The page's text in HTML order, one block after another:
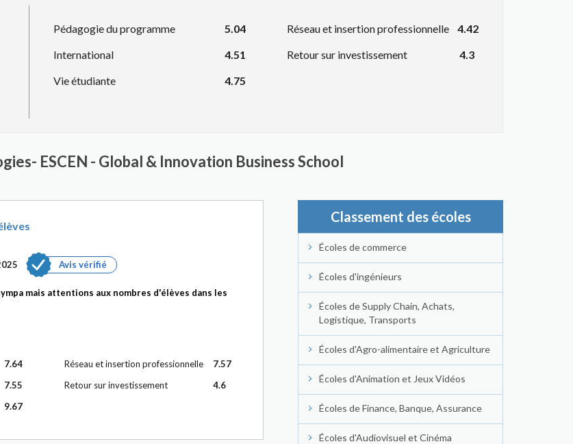
Pédagogie du programme
5.04
International
4.51
Vie étudiante
4.75
Réseau et insertion professionnelle
4.42
Retour sur investissement
4.3
ESCEN - Global & Innovation Business School
Avis vérifié
mais attentions aux nombres d'élèves dans les
7.64
7.55
9.67
Réseau et insertion professionnelle
7.57
Retour sur investissement
4.6
Classement des écoles
Écoles de commerce
Écoles d'ingénieurs
Écoles de Supply Chain, Achats,
Logistique, Transports
Écoles d'Agro-alimentaire et Agriculture
Écoles d'Animation et Jeux Vidéos
Écoles de Finance, Banque, Assurance
Écoles d'Audiovisuel et Cinéma